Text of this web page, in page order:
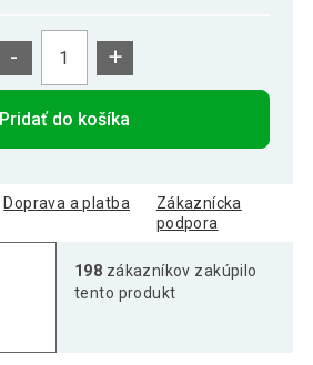
- +
Pridať do košíka
Doprava a platba
Zákaznícka
podpora
198 zákazníkov zakúpilo
tento produkt